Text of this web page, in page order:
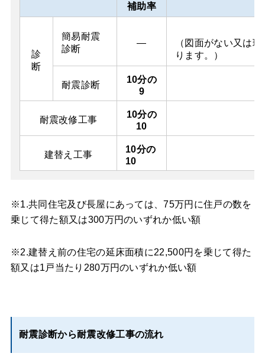
補助率
診
断
簡易耐震
診断
―
（図面がない又は
ります。）
耐震診断
10分の
9
耐震改修工事
10分の
10
建替え工事
10分の
10
※1.共同住宅及び長屋にあっては、75万円に住戸の数を
乗じて得た額又は300万円のいずれか低い額
※2.建替え前の住宅の延床面積に22,500円を乗じて得た
額又は1戸当たり280万円のいずれか低い額
耐震診断から耐震改修工事の流れ